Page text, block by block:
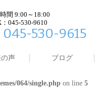
間 9:00～18:00
：045-530-9610
045-530-9615
声 ブログ
on line4
themes/064/single.phpon line
on line
064/single.php on line 5